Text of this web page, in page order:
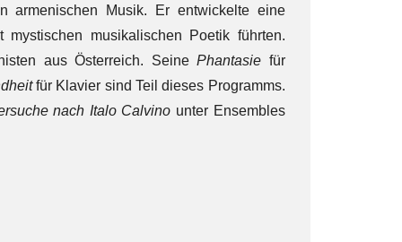
armenischen Musik. Er entwickelte eine
musikalischen Poetik führten.
aus Österreich. SeinePhantasie für
für Klavier sind Teil dieses Programms.
nach Italo Calvino unter Ensembles